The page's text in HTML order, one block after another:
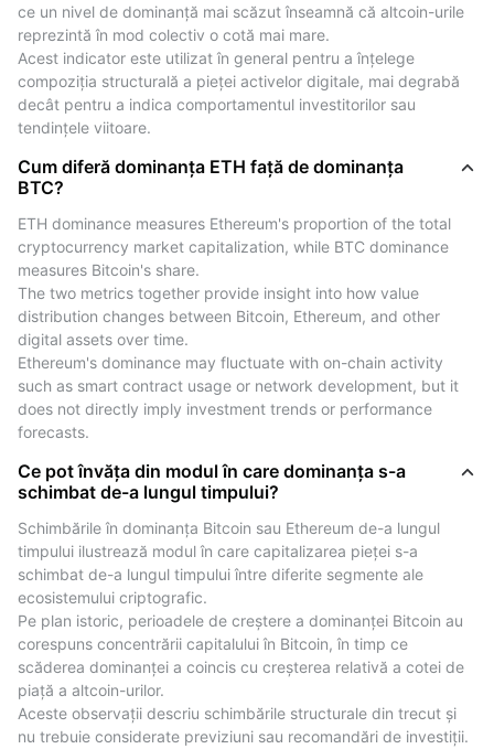
împarte între Bitcoin și alte cripto monede.
Perioadele de dominanță mai mare au coincis istoric
cu o concentrare mai mare în Bitcoin, în timp ce
dominanța mai mică a reflectat o activitate mai amplă
în ceea ce privește alte active digitale.
Aceste corelații sunt prezentate doar în scop ilustrativ
și se bazează pe observații din trecut.
Ele nu indică și nu prezic comportamentul viitor al
prețurilor.
Cum să citești graficul dominanței capitalizării
de piață Bitcoin (BTC)
The Bitcoin (BTC) market cap dominance chart
presents continuously updated market data showing
Bitcoin's share of total cryptocurrency market
capitalization.
Users can view historical data over different time
intervals.
The chart also displays comparative market
capitalization ratios for other major assets such as
Ethereum (ETH), Tether (USDT), XRP, and more.
This allows users to see how Bitcoin's share compares
to other leading cryptocurrencies at any given
moment.
Date live despre dominanța Bitcoin (BTC) și alte
monede de top
ce un nivel de dominanță mai scăzut înseamnă că altcoin-urile
reprezintă în mod colectiv o cotă mai mare.
Acest indicator este utilizat în general pentru a înțelege
compoziția structurală a pieței activelor digitale, mai degrabă
decât pentru a indica comportamentul investitorilor sau
tendințele viitoare.
Cum diferă dominanța ETH față de dominanța
BTC?
ETH dominance measures Ethereum's proportion of the total
cryptocurrency market capitalization, while BTC dominance
measures Bitcoin's share.
The two metrics together provide insight into how value
distribution changes between Bitcoin, Ethereum, and other
digital assets over time.
Ethereum's dominance may fluctuate with on-chain activity
such as smart contract usage or network development, but it
does not directly imply investment trends or performance
forecasts.
Ce pot învăța din modul în care dominanța s-a
schimbat de-a lungul timpului?
Schimbările în dominanța Bitcoin sau Ethereum de-a lungul
timpului ilustrează modul în care capitalizarea pieței s-a
schimbat de-a lungul timpului între diferite segmente ale
ecosistemului criptografic.
Pe plan istoric, perioadele de creștere a dominanței Bitcoin au
corespuns concentrării capitalului în Bitcoin, în timp ce
scăderea dominanței a coincis cu creșterea relativă a cotei de
piață a altcoin-urilor.
Aceste observații descriu schimbările structurale din trecut și
nu trebuie considerate previziuni sau recomandări de investiții.